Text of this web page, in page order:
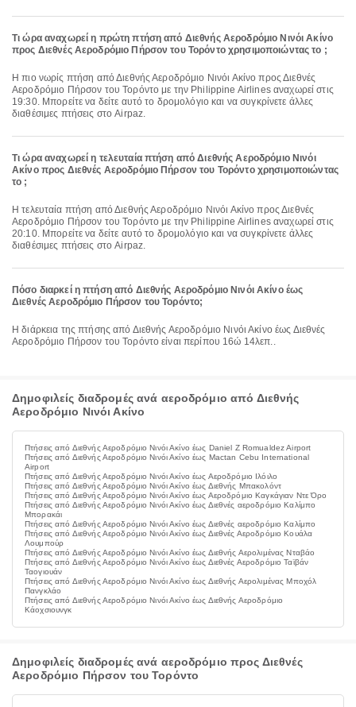
Τι ώρα αναχωρεί η πρώτη πτήση από Διεθνής Αεροδρόμιο Νινόι Ακίνο
προς Διεθνές Αεροδρόμιο Πήρσον του Τορόντο χρησιμοποιώντας το ;
Η πιο νωρίς πτήση από Διεθνής Αεροδρόμιο Νινόι Ακίνο προς Διεθνές
Αεροδρόμιο Πήρσον του Τορόντο με την Philippine Airlines αναχωρεί στις
19:30. Μπορείτε να δείτε αυτό το δρομολόγιο και να συγκρίνετε άλλες
διαθέσιμες πτήσεις στο Airpaz.
Τι ώρα αναχωρεί η τελευταία πτήση από Διεθνής Αεροδρόμιο Νινόι
Ακίνο προς Διεθνές Αεροδρόμιο Πήρσον του Τορόντο χρησιμοποιώντας
το ;
Η τελευταία πτήση από Διεθνής Αεροδρόμιο Νινόι Ακίνο προς Διεθνές
Αεροδρόμιο Πήρσον του Τορόντο με την Philippine Airlines αναχωρεί στις
20:10. Μπορείτε να δείτε αυτό το δρομολόγιο και να συγκρίνετε άλλες
διαθέσιμες πτήσεις στο Airpaz.
Πόσο διαρκεί η πτήση από Διεθνής Αεροδρόμιο Νινόι Ακίνο έως
Διεθνές Αεροδρόμιο Πήρσον του Τορόντο;
Η διάρκεια της πτήσης από Διεθνής Αεροδρόμιο Νινόι Ακίνο έως Διεθνές
Αεροδρόμιο Πήρσον του Τορόντο είναι περίπου 16ώ 14λεπ..
Δημοφιλείς διαδρομές ανά αεροδρόμιο από Διεθνής
Αεροδρόμιο Νινόι Ακίνο
Πτήσεις από Διεθνής Αεροδρόμιο Νινόι Ακίνο έως Daniel Z Romualdez Airport
Πτήσεις από Διεθνής Αεροδρόμιο Νινόι Ακίνο έως Mactan Cebu International
Airport
Πτήσεις από Διεθνής Αεροδρόμιο Νινόι Ακίνο έως Αεροδρόμιο Ιλόιλο
Πτήσεις από Διεθνής Αεροδρόμιο Νινόι Ακίνο έως Διεθνής Μπακολόντ
Πτήσεις από Διεθνής Αεροδρόμιο Νινόι Ακίνο έως Αεροδρόμιο Καγκάγιαν Ντε Όρο
Πτήσεις από Διεθνής Αεροδρόμιο Νινόι Ακίνο έως Διεθνές αεροδρόμιο Καλίμπο
Μπορακάι
Πτήσεις από Διεθνής Αεροδρόμιο Νινόι Ακίνο έως Διεθνές αεροδρόμιο Καλίμπο
Πτήσεις από Διεθνής Αεροδρόμιο Νινόι Ακίνο έως Διεθνές Αεροδρόμιο Κουάλα
Λουμπούρ
Πτήσεις από Διεθνής Αεροδρόμιο Νινόι Ακίνο έως Διεθνής Αερολιμένας Νταβάο
Πτήσεις από Διεθνής Αεροδρόμιο Νινόι Ακίνο έως Διεθνές Αεροδρόμιο Ταϊβάν
Ταογιουάν
Πτήσεις από Διεθνής Αεροδρόμιο Νινόι Ακίνο έως Διεθνής Αερολιμένας Μποχόλ
Πανγκλάο
Πτήσεις από Διεθνής Αεροδρόμιο Νινόι Ακίνο έως Διεθνής Αεροδρόμιο
Κάοχσιουνγκ
Δημοφιλείς διαδρομές ανά αεροδρόμιο προς Διεθνές
Αεροδρόμιο Πήρσον του Τορόντο